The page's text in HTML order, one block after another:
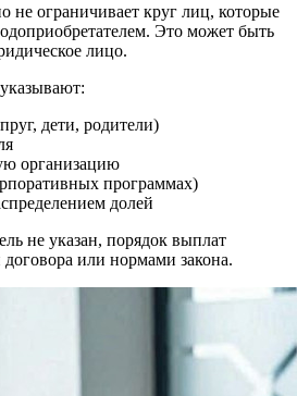
не ограничивает круг лиц, которые
Это может быть
лицо.
дети, родители)
организацию
программах)
долей
не указан, порядок выплат
договора или нормами закона.